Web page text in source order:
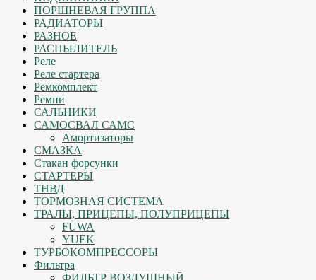
ПОРШНЕВАЯ ГРУППА
РАДИАТОРЫ
РАЗНОЕ
РАСПЫЛИТЕЛЬ
Реле
Реле стартера
Ремкомплект
Ремни
САЛЬНИКИ
САМОСВАЛ САМС
Амортизаторы
СМАЗКА
Стакан форсунки
СТАРТЕРЫ
ТНВД
ТОРМОЗНАЯ СИСТЕМА
ТРАЛЫ, ПРИЦЕПЫ, ПОЛУПРИЦЕПЫ
FUWA
YUEK
ТУРБОКОМПРЕССОРЫ
Фильтра
ФИЛЬТР ВОЗДУШНЫЙ